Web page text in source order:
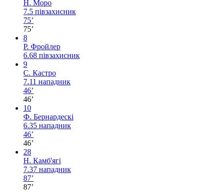
Н. Моро
7.5 півзахисник
75’
75’
8
Р. Фройлер
6.68 півзахисник
9
С. Кастро
7.11 нападник
46’
46’
10
Ф. Бернардескі
6.35 нападник
46’
46’
28
Н. Камб'ягі
7.37 нападник
87’
87’